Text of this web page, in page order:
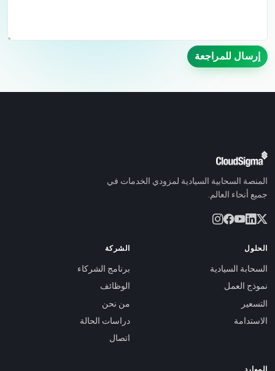
إرسال للمراجعة
المنصة السحابية السيادية لمزودي الخدمات في
جميع أنحاء العالم.
الحلول
السحابة السيادية
نموذج العمل
التسعير
الاستدامة
الشركة
برنامج الشركاء
الوظائف
من نحن
دراسات الحالة
اتصال
الموارد